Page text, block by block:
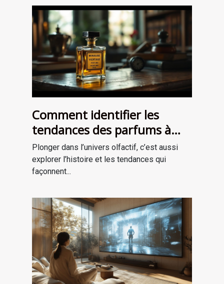
Comment identifier les
tendances des parfums à
travers les époques ?
Plonger dans l’univers olfactif, c’est aussi
explorer l’histoire et les tendances qui
façonnent...